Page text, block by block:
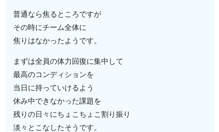
普通なら焦るところですが
その時にチーム全体に
焦りはなかったようです。
まずは全員の体力回復に集中して
最高のコンディションを
当日に持っていけるよう
休み中できなかった課題を
残りの日々にちょこちょこ割り振り
淡々とこなしたそうです。